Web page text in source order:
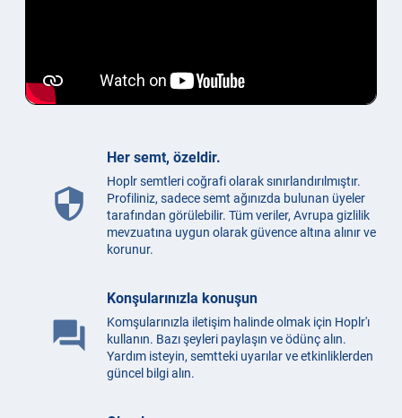
security
Her semt, özeldir.
Hoplr semtleri coğrafi olarak sınırlandırılmıştır.
Profiliniz, sadece semt ağınızda bulunan üyeler
tarafından görülebilir. Tüm veriler, Avrupa gizlilik
mevzuatına uygun olarak güvence altına alınır ve
korunur.
question_answer
Konşularınızla konuşun
Komşularınızla iletişim halinde olmak için Hoplr'ı
kullanın. Bazı şeyleri paylaşın ve ödünç alın.
Yardım isteyin, semtteki uyarılar ve etkinliklerden
güncel bilgi alın.